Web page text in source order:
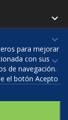



para mejorar
con sus
de navegación.
el botón Acepto
Prestashop™